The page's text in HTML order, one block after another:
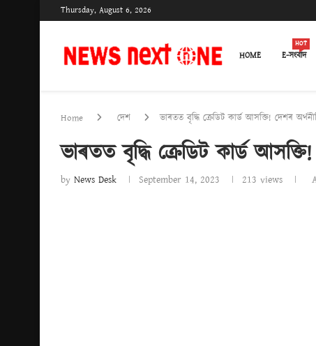
Thursday, August 6, 2026
HOME E-সংবাদ
HOT
Home দেশ ভাৰতত বৃদ্ধি ক্ৰেডিট কাৰ্ড আসক্তি! দেশৰ
ভাৰতত বৃদ্ধি ক্ৰেডিট কাৰ্ড
by News Desk September 14, 2023 213 views